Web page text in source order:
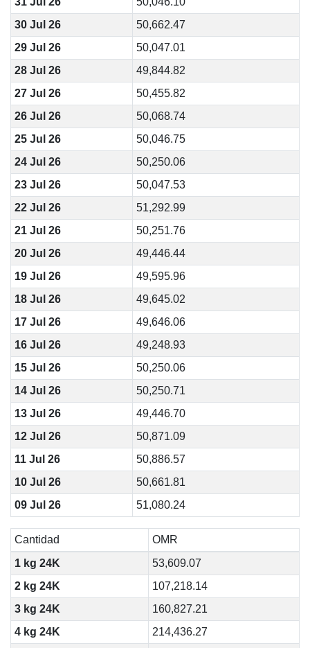
30 Jul 26
50,662.47
29 Jul 26
50,047.01
28 Jul 26
49,844.82
27 Jul 26
50,455.82
26 Jul 26
50,068.74
25 Jul 26
50,046.75
24 Jul 26
50,250.06
23 Jul 26
50,047.53
22 Jul 26
51,292.99
21 Jul 26
50,251.76
20 Jul 26
49,446.44
19 Jul 26
49,595.96
18 Jul 26
49,645.02
17 Jul 26
49,646.06
16 Jul 26
49,248.93
15 Jul 26
50,250.06
14 Jul 26
50,250.71
13 Jul 26
49,446.70
12 Jul 26
50,871.09
11 Jul 26
50,886.57
10 Jul 26
50,661.81
09 Jul 26
51,080.24
Cantidad
OMR
1 kg 24K
53,609.07
2 kg 24K
107,218.14
3 kg 24K
160,827.21
4 kg 24K
214,436.27